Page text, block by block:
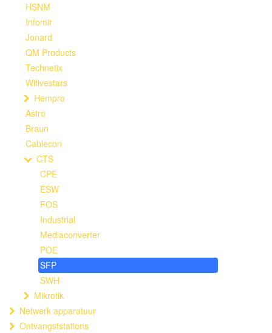
HSNM
Infomir
Jonard
QM Products
Technetix
Wifivestars
Hempro
Astro
Braun
Cablecon
CTS
CPE
ESW
FOS
Industrial
Mediaconverter
POE
SFP
SWH
Mikrotik
Netwerk apparatuur
Ontvangststations